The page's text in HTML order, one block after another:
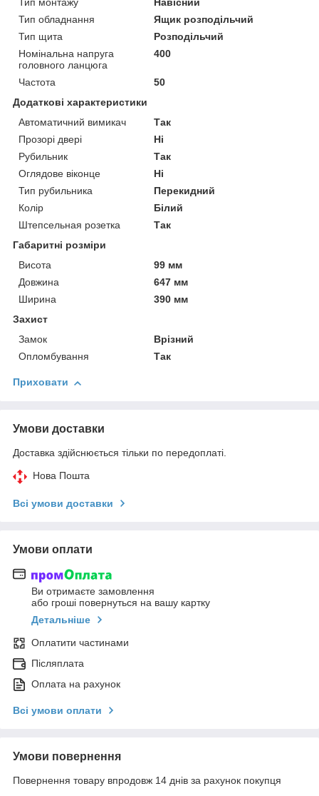
Тип монтажу
Навісний
Тип обладнання
Ящик розподільчий
Тип щита
Розподільчий
Номінальна напруга
головного ланцюга
400
Частота
50
Додаткові характеристики
Автоматичний вимикач
Так
Прозорі двері
Ні
Рубильник
Так
Оглядове віконце
Ні
Тип рубильника
Перекидний
Колір
Білий
Штепсельная розетка
Так
Габаритні розміри
Висота
99 мм
Довжина
647 мм
Ширина
390 мм
Захист
Замок
Врізний
Опломбування
Так
Приховати
Умови доставки
Доставка здійснюється тільки по передоплаті.
Нова Пошта
Всі умови доставки
Умови оплати
Ви отримаєте замовлення
або гроші повернуться на вашу картку
Детальніше
Оплатити частинами
Післяплата
Оплата на рахунок
Всі умови оплати
Умови повернення
Повернення товару впродовж 14 днів за рахунок покупця